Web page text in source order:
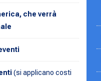
che verrà
(si applicano costi